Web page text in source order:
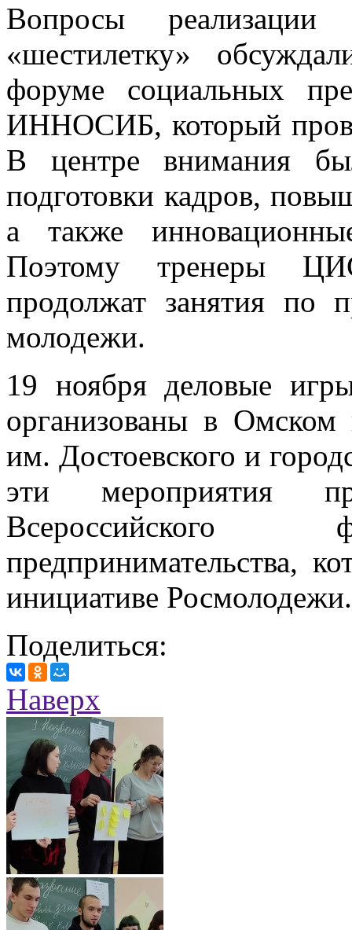
Вопросы
«шестилетку»
форуме социальных
ИННОСИБ, который
В центре внимания
подготовки кадров,
а также
Поэтому тренеры
продолжат занятия по
молодежи.
19 ноября деловые
организованы в Омском
им. Достоевского и
эти мероприятия
Всероссийского
предпринимательства,
инициативе Росмолодежи.
Поделиться:
Наверх